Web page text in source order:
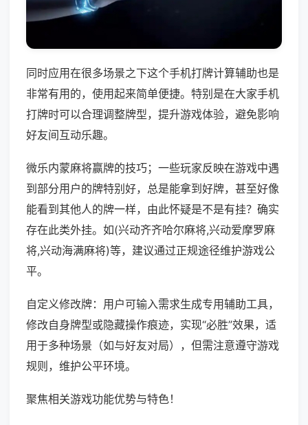
同时应用在很多场景之下这个手机打牌计算辅助也是
非常有用的，使用起来简单便捷。特别是在大家手机
打牌时可以合理调整牌型，提升游戏体验，避免影响
好友间互动乐趣。
微乐内蒙麻将赢牌的技巧；一些玩家反映在游戏中遇
到部分用户的牌特别好，总是能拿到好牌，甚至好像
能看到其他人的牌一样，由此怀疑是不是有挂？确实
存在此类外挂。如(兴动齐齐哈尔麻将,兴动爱摩罗麻
将,兴动海满麻将)等，建议通过正规途径维护游戏公
平。
自定义修改牌：用户可输入需求生成专用辅助工具，
修改自身牌型或隐藏操作痕迹，实现“必胜”效果，适
用于多种场景（如与好友对局），但需注意遵守游戏
规则，维护公平环境。
聚焦相关游戏功能优势与特色！